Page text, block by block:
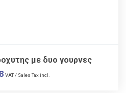
με δυο γουρνες
VAT / Sales Tax incl.